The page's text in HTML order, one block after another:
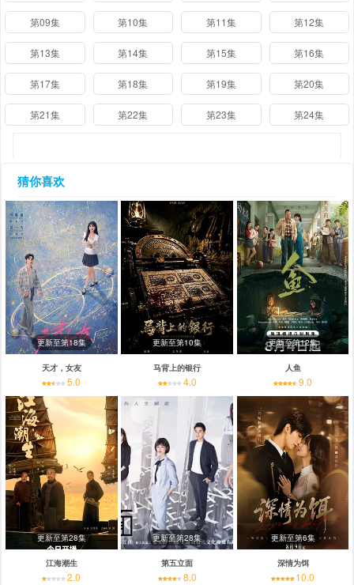
第09集 第10集 第11集 第12集
第13集 第14集 第15集 第16集
第17集 第18集 第19集 第20集
第21集 第22集 第23集 第24集
猜你喜欢
更新至第18集
天才，女友
5.0
更新至第10集
马背上的银行
4.0
更新至第12集
人鱼
9.0
更新至第28集
江海潮生
2.0
更新至第28集
第五立面
8.0
更新至第6集
深情为饵
10.0